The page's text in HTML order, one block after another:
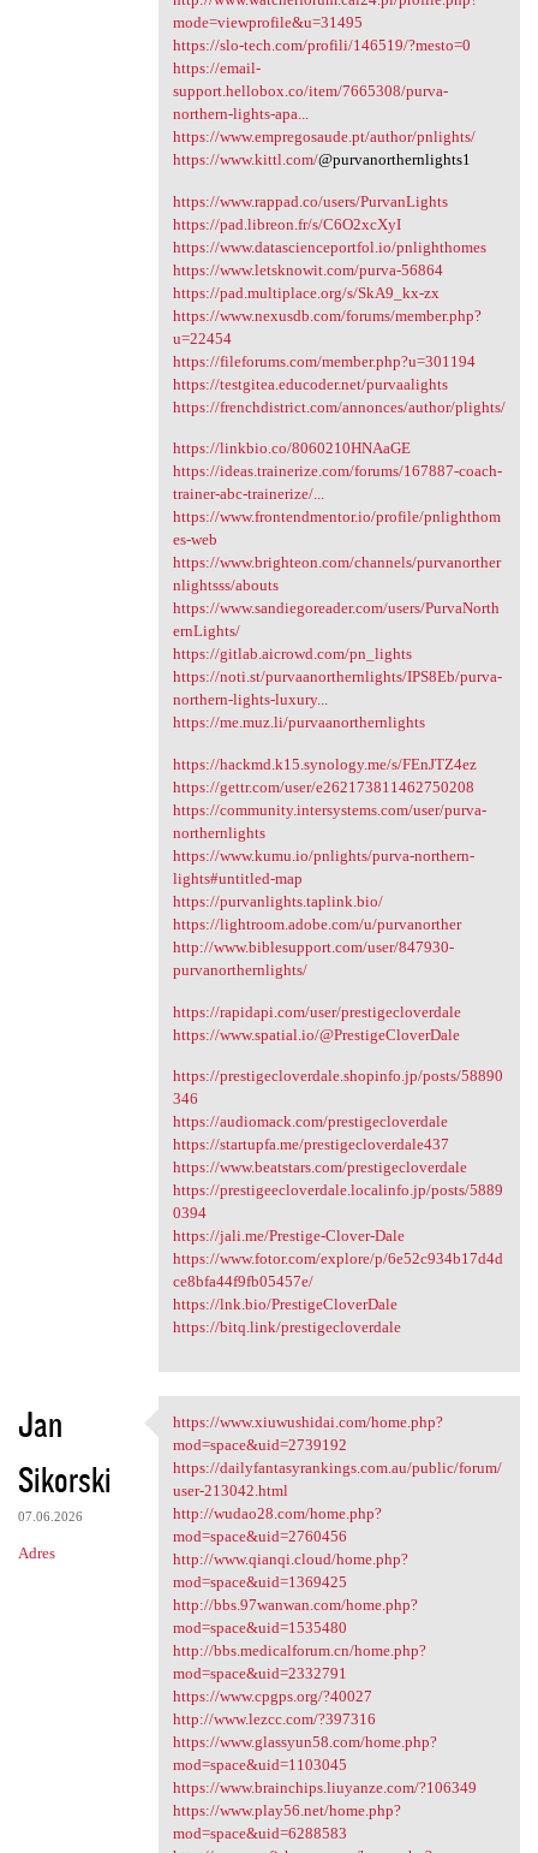
mode=viewprofile&u=31495
https://slo-tech.com/profili/146519/?mesto=0
https://email-
support.hellobox.co/item/7665308/purva-
northern-lights-apa...
https://www.empregosaude.pt/author/pnlights/
https://www.kittl.com/@purvanorthernlights1
https://www.rappad.co/users/PurvanLights
https://pad.libreon.fr/s/C6O2xcXyI
https://www.datascienceportfol.io/pnlighthomes
https://www.letsknowit.com/purva-56864
https://pad.multiplace.org/s/SkA9_kx-zx
https://www.nexusdb.com/forums/member.php?
u=22454
https://fileforums.com/member.php?u=301194
https://testgitea.educoder.net/purvaalights
https://frenchdistrict.com/annonces/author/plights/
https://linkbio.co/8060210HNAaGE
https://ideas.trainerize.com/forums/167887-coach-
trainer-abc-trainerize/...
https://www.frontendmentor.io/profile/pnlighthom
es-web
https://www.brighteon.com/channels/purvanorther
nlightsss/abouts
https://www.sandiegoreader.com/users/PurvaNorth
ernLights/
https://gitlab.aicrowd.com/pn_lights
https://noti.st/purvaanorthernlights/IPS8Eb/purva-
northern-lights-luxury...
https://me.muz.li/purvaanorthernlights
https://hackmd.k15.synology.me/s/FEnJTZ4ez
https://gettr.com/user/e262173811462750208
https://community.intersystems.com/user/purva-
northernlights
https://www.kumu.io/pnlights/purva-northern-
lights#untitled-map
https://purvanlights.taplink.bio/
https://lightroom.adobe.com/u/purvanorther
http://www.biblesupport.com/user/847930-
purvanorthernlights/
https://rapidapi.com/user/prestigecloverdale
https://www.spatial.io/@PrestigeCloverDale
https://prestigecloverdale.shopinfo.jp/posts/58890
346
https://audiomack.com/prestigecloverdale
https://startupfa.me/prestigecloverdale437
https://www.beatstars.com/prestigecloverdale
https://prestigeecloverdale.localinfo.jp/posts/5889
0394
https://jali.me/Prestige-Clover-Dale
https://www.fotor.com/explore/p/6e52c934b17d4d
ce8bfa44f9fb05457e/
https://lnk.bio/PrestigeCloverDale
https://bitq.link/prestigecloverdale
Jan
Sikorski
07.06.2026
Adres
https://www.xiuwushidai.com
https://www.xiuwushidai.com/home.php?
mod=space&uid=2739192
https://dailyfantasyrankings.com.au/public/forum/
user-213042.html
http://wudao28.com/home.php?
mod=space&uid=2760456
http://www.qianqi.cloud/home.php?
mod=space&uid=1369425
http://bbs.97wanwan.com/home.php?
mod=space&uid=1535480
http://bbs.medicalforum.cn/home.php?
mod=space&uid=2332791
https://www.cpgps.org/?40027
http://www.lezcc.com/?397316
https://www.glassyun58.com/home.php?
mod=space&uid=1103045
https://www.brainchips.liuyanze.com/?106349
https://www.play56.net/home.php?
mod=space&uid=6288583